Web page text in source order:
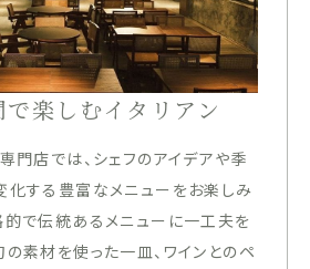
楽しむイタリアン
門店では、シェフのアイデアや季
化する豊富なメニューをお楽しみ
的で伝統あるメニューに一工夫を
素材を使った一皿、ワインとのペ